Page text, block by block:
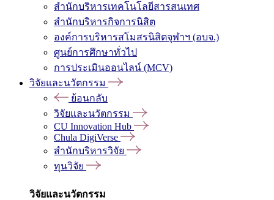
สำนักบริหารเทคโนโลยีสารสนเทศ
สำนักบริหารกิจการนิสิต
องค์การบริหารสโมสรนิสิตจุฬาฯ (อบจ.)
ศูนย์การศึกษาทั่วไป
การประเมินออนไลน์ (MCV)
วิจัยและนวัตกรรม
ย้อนกลับ
วิจัยและนวัตกรรม
CU Innovation Hub
Chula DigiVerse
สำนักบริหารวิจัย
ทุนวิจัย
วิจัยและนวัตกรรม